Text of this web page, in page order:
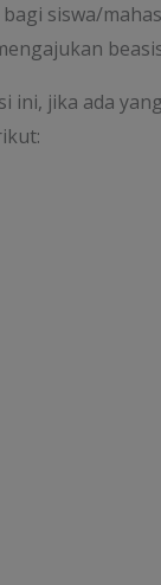
siswa/
ini, jika ada